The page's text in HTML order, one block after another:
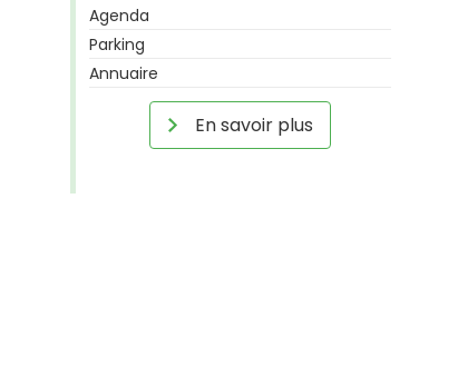
Agenda
Parking
Annuaire
En savoir plus